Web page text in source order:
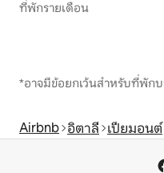
ที่พักรายเดือน
*อาจมีข้อยกเว้นสำหรับที่พัก
Airbnb อิตาลี เปียมอนต์